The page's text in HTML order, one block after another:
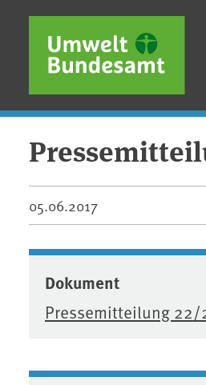
Direkt zum Inhalt
Direkt zum Hauptmenü
Direkt zur Fußzeile
05.06.2017
Dokument
Pressemitteilung 22/